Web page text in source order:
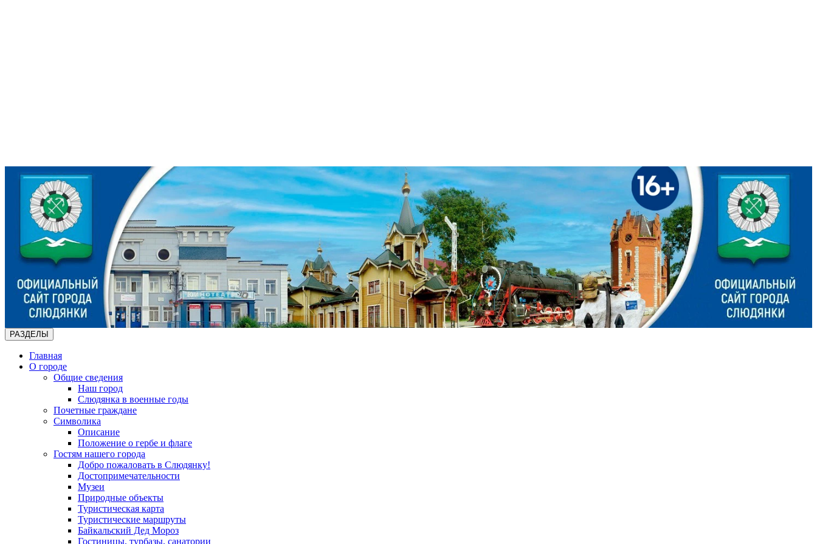
РАЗДЕЛЫ
Главная
О городе
Общие сведения
Наш город
Слюдянка в военные годы
Почетные граждане
Символика
Описание
Положение о гербе и флаге
Гостям нашего города
Добро пожаловать в Слюдянку!
Достопримечательности
Музеи
Природные объекты
Туристическая карта
Туристические маршруты
Байкальский Дед Мороз
Гостиницы, турбазы, санатории